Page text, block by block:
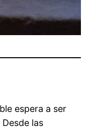
espera a ser
las